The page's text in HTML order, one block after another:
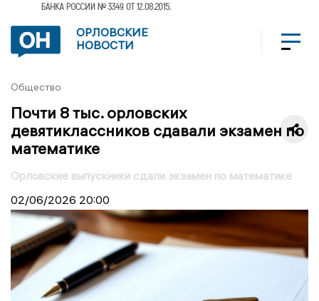
ОРЛОВСКИЕ
НОВОСТИ
Общество
Почти 8 тыс. орловских
девятиклассников сдавали экзамен по
математике
Орловские выпускники сдали экзамен по математике
02/06/2026 20:00